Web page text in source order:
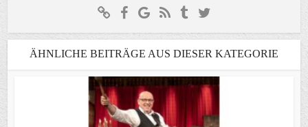
ÄHNLICHE BEITRÄGE AUS DIESER KATEGORIE